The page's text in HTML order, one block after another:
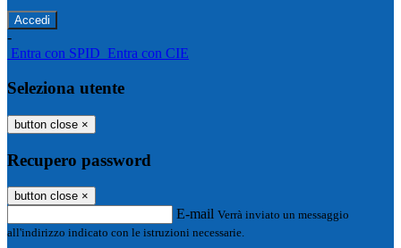
-
Entra con SPID Entra con CIE
Seleziona utente
button close ×
Recupero password
button close ×
E-mail Verrà inviato un messaggio
all'indirizzo indicato con le istruzioni necessarie.